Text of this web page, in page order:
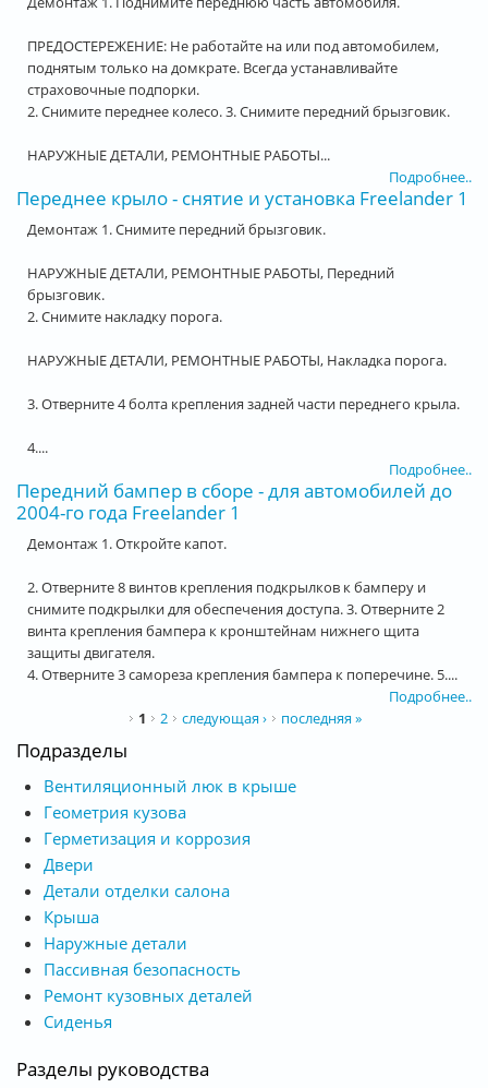
ПРЕДОСТЕРЕЖЕНИЕ: Не работайте на или под автомобилем,
поднятым только на домкрате. Всегда устанавливайте
страховочные подпорки.
2. Снимите переднее колесо. 3. Снимите передний брызговик.
НАРУЖНЫЕ ДЕТАЛИ, РЕМОНТНЫЕ РАБОТЫ...
Подробнее..
Переднее крыло - снятие и установка Freelander 1
Демонтаж 1. Снимите передний брызговик.
НАРУЖНЫЕ ДЕТАЛИ, РЕМОНТНЫЕ РАБОТЫ, Передний
брызговик.
2. Снимите накладку порога.
НАРУЖНЫЕ ДЕТАЛИ, РЕМОНТНЫЕ РАБОТЫ, Накладка порога.
3. Отверните 4 болта крепления задней части переднего крыла.
4....
Подробнее..
Передний бампер в сборе - для автомобилей до
2004-го года Freelander 1
Демонтаж 1. Откройте капот.
2. Отверните 8 винтов крепления подкрылков к бамперу и
снимите подкрылки для обеспечения доступа. 3. Отверните 2
винта крепления бампера к кронштейнам нижнего щита
защиты двигателя.
4. Отверните 3 самореза крепления бампера к поперечине. 5....
Подробнее..
1 2 следующая › последняя »
Подразделы
Вентиляционный люк в крыше
Геометрия кузова
Герметизация и коррозия
Двери
Детали отделки салона
Крыша
Наружные детали
Пассивная безопасность
Ремонт кузовных деталей
Сиденья
Разделы руководства